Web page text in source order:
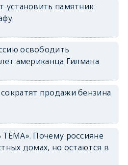
установить памятник
освободить
американца Гилмана
продажи бензина
Почему россияне
домах, но остаются в